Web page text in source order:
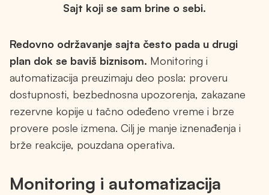
Sajt koji se sam brine o sebi.
Redovno održavanje sajta često pada u drugi
plan dok se baviš biznisom. Monitoring i
automatizacija preuzimaju deo posla: proveru
dostupnosti, bezbednosna upozorenja, zakazane
rezervne kopije u tačno odeđeno vreme i brze
provere posle izmena. Cilj je manje iznenađenja i
brže reakcije, pouzdana operativa.
Monitoring i automatizacija